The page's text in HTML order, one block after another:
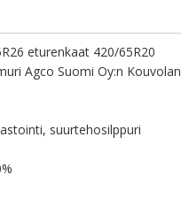
eturenkaat 420/65R20
Agco Suomi Oy:n Kouvolan
suurtehosilppuri